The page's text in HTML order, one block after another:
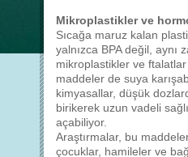
Mikroplastikler ve
Sıcağa maruz kalan
yalnızca BPA değil, aynı
mikroplastikler ve
maddeler de suya
kimyasallar, düşük
birikerek uzun vadeli
açabiliyor.
Araştırmalar, bu
çocuklar, hamileler ve